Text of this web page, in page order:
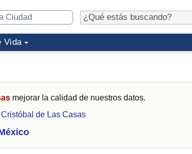
Vida
mejorar la calidad de nuestros datos.
de Las Casas